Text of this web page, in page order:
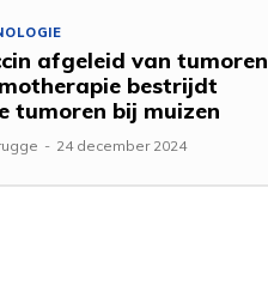
afgeleid van tumoren
bestrijdt
tumoren bij muizen
- 24 december 2024